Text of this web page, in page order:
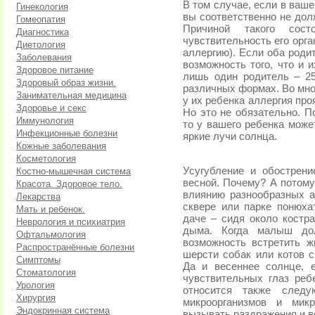
Гинекология
Гомеопатия
Диагностика
Диетология
Заболевания
Здоровое питание
Здоровый образ жизни.
Занимательная медицина
Здоровье и секс
Иммунология
Инфекционные болезни
Кожные заболевания
Косметология
Костно-мышечная система
Красота. Здоровое тело.
Лекарства
Мать и ребенок.
Неврология и психиатрия
Офтальмология
Распространённые болезни
Симптомы
Стоматология
Урология
Хирургия
Эндокринная система
В том случае, если в
вы соответственно не
Причиной такого
чувствительность его
аллергию). Если оба
возможность того, что и
лишь один родитель –
различных формах. Во
у их ребенка аллергия
Но это не обязательно.
то у вашего ребенка
яркие лучи солнца.
Усугубление и
весной. Почему? А
влиянию разнообразных
сквере или парке
даче – сидя около
дыма. Когда малыш
возможность встретить
шерсти собак или котов
Да и весеннее солнце,
чувствительных глаз
относится также
микроорганизмов и